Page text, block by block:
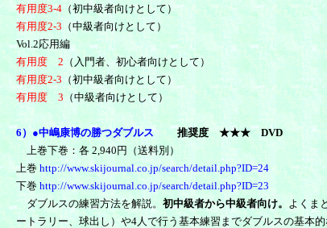
有用度3-4 （初中級者向けとして）
有用度2-3 （中級者向けとして）
Vol.2応用編
有用度 2（入門者、初心者向けとして）
有用度2-3（初中級者向けとして）
有用度 3（中級者向けとして）
6）●中嶋康博の勝つダブルス 推奨度★★★
DVD
上巻下巻：各 2,940円（送料別）
上巻 http://www.skijournal.co.jp/search/detail.php?ID=24
下巻 http://www.skijournal.co.jp/search/detail.php?ID=23
ダブルスの練習方法を解説。 初中級者から中級者向け。 よくま
ートラリー、球出し）や4人で行う基本練習までダブルスの基本